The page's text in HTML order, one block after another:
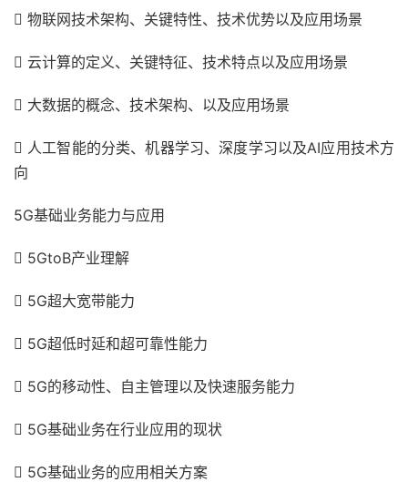
 物联网技术架构、关键特性、技术优势以及应用场景
 云计算的定义、关键特征、技术特点以及应用场景
 大数据的概念、技术架构、以及应用场景
 人工智能的分类、机器学习、深度学习以及AI应用技术方
向
5G基础业务能力与应用
 5GtoB产业理解
 5G超大宽带能力
 5G超低时延和超可靠性能力
 5G的移动性、自主管理以及快速服务能力
 5G基础业务在行业应用的现状
 5G基础业务的应用相关方案